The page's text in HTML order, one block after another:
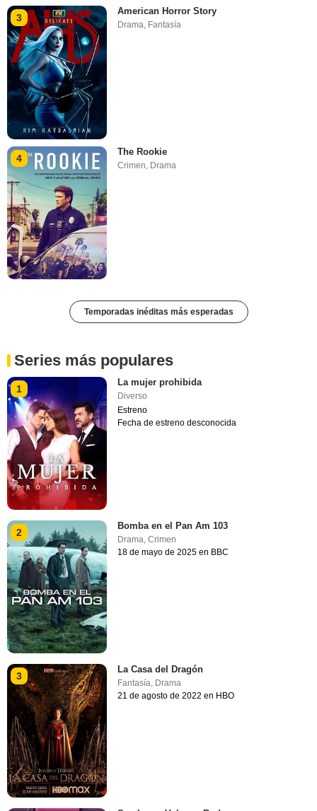
3
American Horror Story
Drama, Fantasía
4
The Rookie
Crimen Drama
Temporadas inéditas más esperadas
Series más populares
1
La mujer prohibida
Diverso
Estreno
Fecha de estreno desconocida
2
Bomba en el Pan Am 103
Drama,Crimen
18 de mayo de 2025 en BBC
3
La Casa del Dragón
Fantasía, Drama
21 de agosto de 2022 en HBO